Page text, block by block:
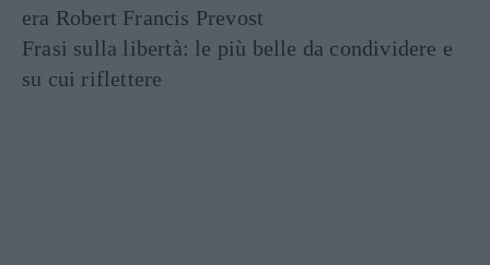
era Robert Francis Prevost
Frasi sulla libertà: le più belle da condividere e
su cui riflettere